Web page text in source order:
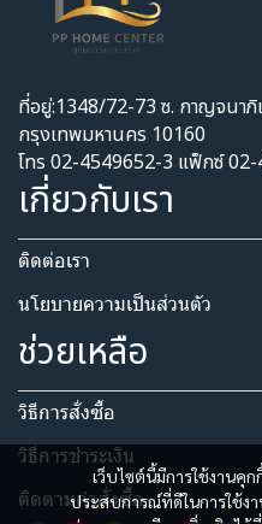
เว็บไซต์นี้มีการใช้งานคุ
ประสบการณ์ที่ดีในการใช้ง
ที่อยู่:1348/72-73 ซ. กาญจนา
กรุงเทพมหานคร 10160
โทร 02-4549652-3 แฟ็กซ์
เกี่ยวกับเรา
ติดต่อเรา
นโยบายความเป็นส่วนตัว​
ช่วยเหลือ
วิธีการสั่งซื้อ
วิธีการชำระเงิน
ติดตามคำสั่งซื้อ